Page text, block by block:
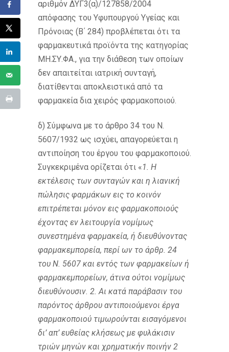
αριθμόν ΔΥΓ3(α)/127858/2004
απόφασης του Υφυπουργού Υγείας και
Πρόνοιας (Β΄ 284) προβλέπεται ότι τα
φαρμακευτικά προϊόντα της κατηγορίας
ΜΗ.ΣΥ.ΦΑ., για την διάθεση των οποίων
δεν απαιτείται ιατρική συνταγή,
διατίθενται αποκλειστικά από τα
φαρμακεία δια χειρός φαρμακοποιού.
δ) Σύμφωνα με το άρθρο 34 του Ν.
5607/1932 ως ισχύει, απαγορεύεται η
αντιποίηση του έργου του φαρμακοποιού.
Συγκεκριμένα ορίζεται ότι «1. Η
εκτέλεσις των συνταγών και η λιανική
πώλησις φαρμάκων εις το κοινόν
επιτρέπεται μόνον εις φαρμακοποιούς
έχοντας εν λειτουργία νομίμως
συνεστημένα φαρμακεία, ή διευθύνοντας
φαρμακεμπορεία, περί ων το άρθρ. 24
του Ν. 5607 και εντός των φαρμακείων ή
φαρμακεμπορείων, άτινα ούτοι νομίμως
διευθύνουσιν. 2. Αι κατά παράβασιν του
παρόντος άρθρου αντιποιούμενοι έργα
φαρμακοποιού τιμωρούνται εισαγόμενοι
δι’ απ’ ευθείας κλήσεως με φυλάκισιν
τριών μηνών και χρηματικήν ποινήν 2